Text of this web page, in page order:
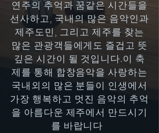
연주의 추억과 꿈같은 시간들을
선사하고, 국내의 많은 음악인과
제주도민, 그리고 제주를 찾는
많은 관광객들에게도 즐겁고 뜻
깊은 시간이 될 것입니다.이 축
제를 통해 합창음악을 사랑하는
국내외의 많은 분들이 인생에서
가장 행복하고 멋진 음악의 추억
을 아름다운 제주에서 만드시기
를 바랍니다